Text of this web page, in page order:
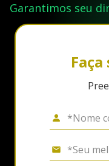
Garantimos seu